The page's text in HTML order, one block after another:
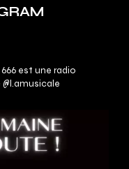
est une radio